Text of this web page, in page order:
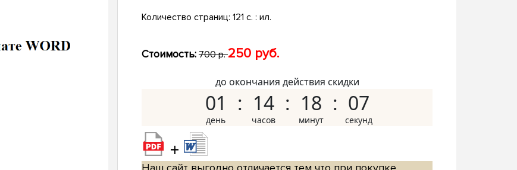
Количество страниц: 121 с. : ил.
Стоимость: 700 р.250 руб.
до окончания действия скидки
01 14 18 06
+